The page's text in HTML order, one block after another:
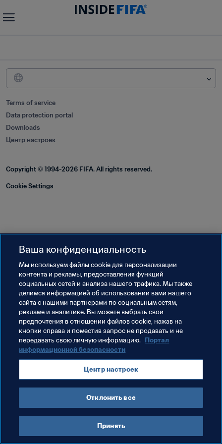
Terms of service
Data protection portal
Downloads
Центр настроек
Copyright © 1994-2026 FIFA. All rights reserved.
Cookie Settings
Ваша конфиденциальность
Мы используем файлы сookie для персонализации
контента и рекламы, предоставления функций
социальных сетей и анализа нашего трафика. Мы также
делимся информацией об использовании вами нашего
сайта с нашими партнерами по социальным сетям,
рекламе и аналитике. Вы можете выбрать свои
предпочтения в отношении файлов cookie, нажав на
кнопки справа и поместив запрос не продавать и не
передавать свою личную информацию. Портал
информационной безопасности
Центр настроек
Отклонить все
Принять